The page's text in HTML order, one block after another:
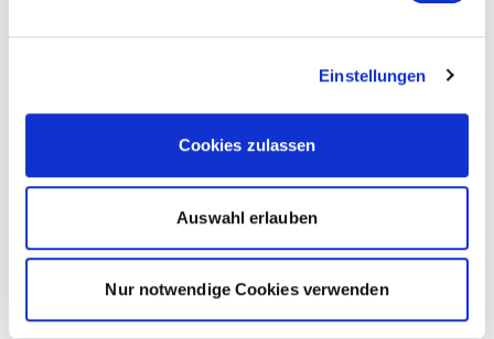
Einstellungen
Cookies zulassen
Auswahl erlauben
Nur notwendige Cookies verwenden